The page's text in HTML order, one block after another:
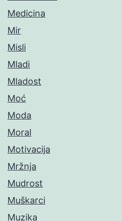
Medicina
Mir
Misli
Mladi
Mladost
Moć
Moda
Moral
Motivacija
Mržnja
Mudrost
Muškarci
Muzika